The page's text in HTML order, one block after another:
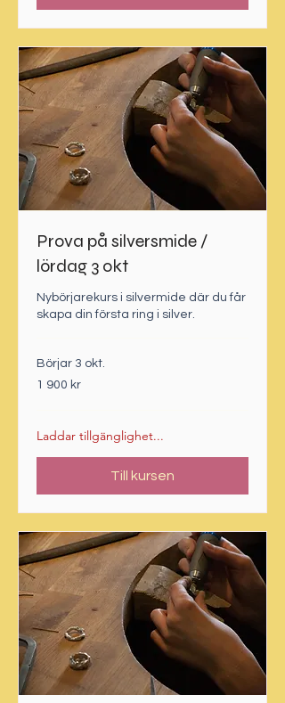
Prova på silversmide /
lördag 3 okt
Nybörjarekurs i silvermide där du får
skapa din första ring i silver.
Börjar 3 okt.
1 900
svenska
1 900 kr
Laddar tillgänglighet...
Till kursen